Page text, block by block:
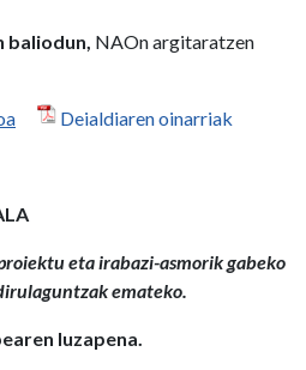
baliodun, NAOn argitaratzen
Deialdiaren oinarriak
eta irabazi-asmorik gabeko
emateko.
luzapena.